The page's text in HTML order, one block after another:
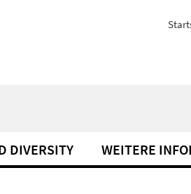
DIVERSITY WEITERE